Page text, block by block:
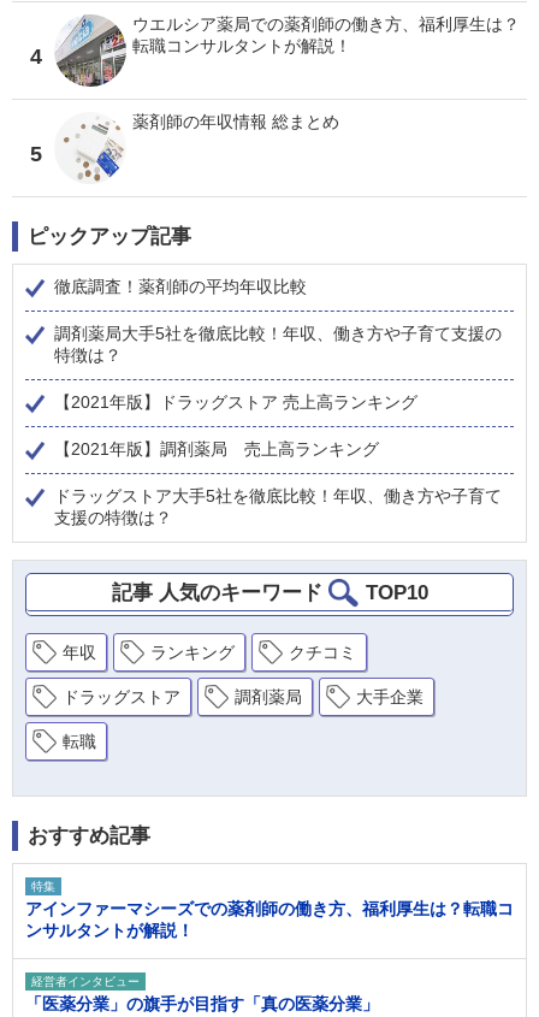
4
ウエルシア薬局での薬剤師の働き方、福利厚生は？
転職コンサルタントが解説！
5
薬剤師の年収情報 総まとめ
ピックアップ記事
徹底調査！薬剤師の平均年収比較
調剤薬局大手5社を徹底比較！年収、働き方や子育て支援の
特徴は？
【2021年版】ドラッグストア 売上高ランキング
【2021年版】調剤薬局 売上高ランキング
ドラッグストア大手5社を徹底比較！年収、働き方や子育て
支援の特徴は？
記事 人気のキーワード TOP10
年収 ランキング クチコミ
ドラッグストア 調剤薬局 大手企業
転職
おすすめ記事
特集
アインファーマシーズでの薬剤師の働き方、福利厚生は？転職コ
ンサルタントが解説！
経営者インタビュー
「医薬分業」の旗手が目指す「真の医薬分業」